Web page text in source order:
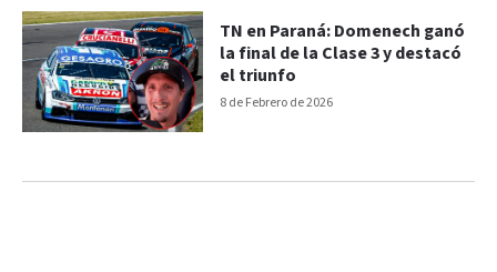
8 de Febrero de 2026
TN en Paraná: Domenech ganó
la final de la Clase 3 y destacó
el triunfo